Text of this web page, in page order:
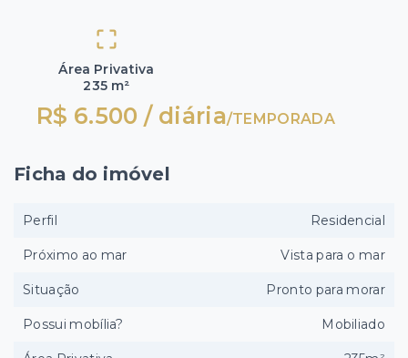
Área Privativa
235 m²
R$ 6.500 / diária/TEMPORADA
Ficha do imóvel
Perfil Residencial
Próximo ao mar Vista para o mar
Situação Pronto para morar
Possui mobília? Mobiliado